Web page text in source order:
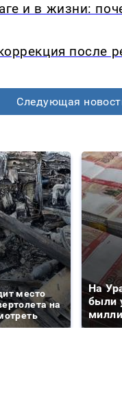
и в жизни:
после
Следующая
место
на
На
были